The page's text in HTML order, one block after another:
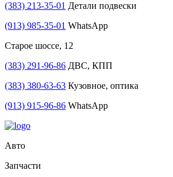
(383) 213-35-01 Детали подвески
(913) 985-35-01 WhatsApp
Старое шоссе, 12
(383) 291-96-86 ДВС, КПП
(383) 380-63-63 Кузовное, оптика
(913) 915-96-86 WhatsApp
Авто
Запчасти